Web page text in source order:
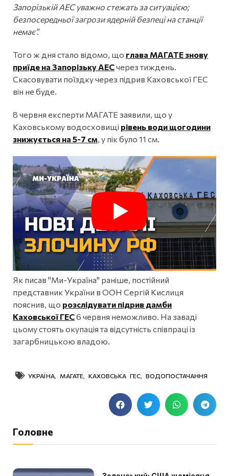
Запорізькій АЕС уважно стежать за ситуацією;
безпосередньої загрози ядерній безпеці на станції
немає”.
Того ж дня стало відомо, що глава МАГАТЕ знову
приїде на Запорізьку АЕСчерез тиждень.
Скасовувати поїздку через підрив Каховської ГЕС
він не буде.
8 червня експерти МАГАТЕ заявили, що у
Каховському водосховищі рівень води щогодини
знижується на 5-7 см, у пік було 11 см.
Як писав "Ми-Україна" раніше, постійний
представник України в ООН Сергій Кислиця
пояснив, що розслідувати підрив дамби
Каховської ГЕС6 червня неможливо. На заваді
цьому стоять окупація та відсутність співпраці із
загарбницькою владою.
УКРАЇНА МАГАТЕ КАХОВСЬКА ГЕС ВОДОПОСТАЧАННЯ
Головне